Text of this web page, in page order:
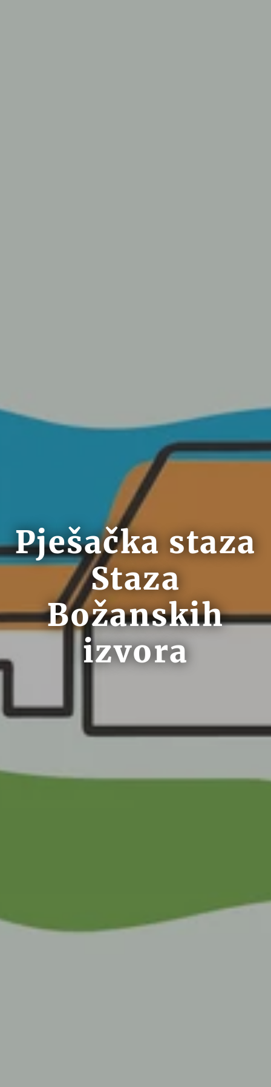
Pješačka staza
Staza
Božanskih
izvora